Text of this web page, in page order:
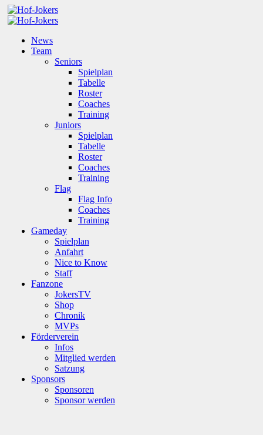
News
Team
Seniors
Spielplan
Tabelle
Roster
Coaches
Training
Juniors
Spielplan
Tabelle
Roster
Coaches
Training
Flag
Flag Info
Coaches
Training
Gameday
Spielplan
Anfahrt
Nice to Know
Staff
Fanzone
JokersTV
Shop
Chronik
MVPs
Förderverein
Infos
Mitglied werden
Satzung
Sponsors
Sponsoren
Sponsor werden